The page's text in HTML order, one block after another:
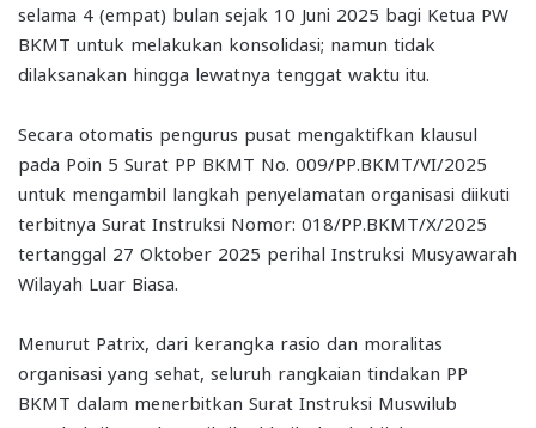
selama 4 (empat) bulan sejak 10 Juni 2025 bagi Ketua PW
BKMT untuk melakukan konsolidasi; namun tidak
dilaksanakan hingga lewatnya tenggat waktu itu.
Secara otomatis pengurus pusat mengaktifkan klausul
pada Poin 5 Surat PP BKMT No. 009/PP.BKMT/VI/2025
untuk mengambil langkah penyelamatan organisasi diikuti
terbitnya Surat Instruksi Nomor: 018/PP.BKMT/X/2025
tertanggal 27 Oktober 2025 perihal Instruksi Musyawarah
Wilayah Luar Biasa.
Menurut Patrix, dari kerangka rasio dan moralitas
organisasi yang sehat, seluruh rangkaian tindakan PP
BKMT dalam menerbitkan Surat Instruksi Muswilub